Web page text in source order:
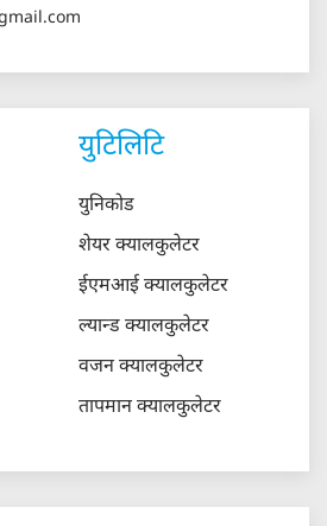
युटिलिटि
युनिकोड
शेयर क्यालकुलेटर
ईएमआई क्यालकुलेटर
ल्यान्ड क्यालकुलेटर
वजन क्यालकुलेटर
तापमान क्यालकुलेटर